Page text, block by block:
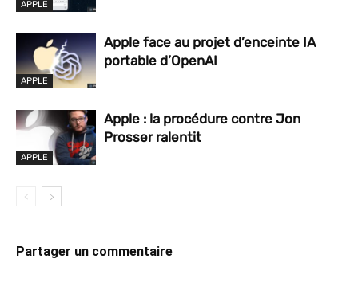
APPLE
APPLE
Apple face au projet d’enceinte IA
portable d’OpenAI
APPLE
Apple : la procédure contre Jon
Prosser ralentit
Partager un commentaire